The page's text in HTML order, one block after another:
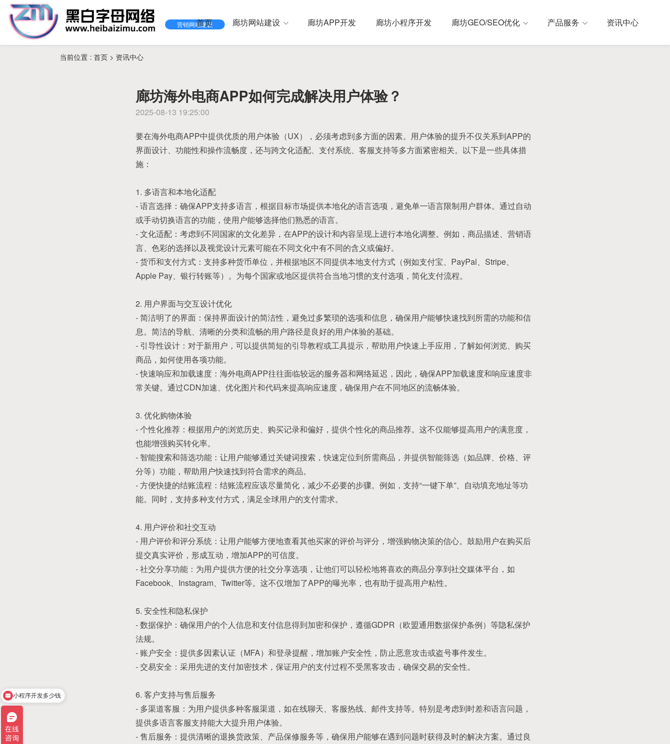
营销网站建设
首页 廊坊网站建设 廊坊APP开发 廊坊小程序开发 廊坊GEO/SEO优化 产品服务 资讯中心
当前位置 : 首页 > 资讯中心
廊坊海外电商APP如何完成解决用户体验？
2025-08-13 19:25:00
要在海外电商APP中提供优质的用户体验（UX），必须考虑到多方面的因素。用户体验的提升不仅关系到APP的
界面设计、功能性和操作流畅度，还与跨文化适配、支付系统、客服支持等多方面紧密相关。以下是一些具体措
施：
1. 多语言和本地化适配
- 语言选择：确保APP支持多语言，根据目标市场提供本地化的语言选项，避免单一语言限制用户群体。通过自动
或手动切换语言的功能，使用户能够选择他们熟悉的语言。
- 文化适配：考虑到不同国家的文化差异，在APP的设计和内容呈现上进行本地化调整。例如，商品描述、营销语
言、色彩的选择以及视觉设计元素可能在不同文化中有不同的含义或偏好。
- 货币和支付方式：支持多种货币单位，并根据地区不同提供本地支付方式（例如支付宝、PayPal、Stripe、
Apple Pay、银行转账等）。为每个国家或地区提供符合当地习惯的支付选项，简化支付流程。
2. 用户界面与交互设计优化
- 简洁明了的界面：保持界面设计的简洁性，避免过多繁琐的选项和信息，确保用户能够快速找到所需的功能和信
息。简洁的导航、清晰的分类和流畅的用户路径是良好的用户体验的基础。
- 引导性设计：对于新用户，可以提供简短的引导教程或工具提示，帮助用户快速上手应用，了解如何浏览、购买
商品，如何使用各项功能。
- 快速响应和加载速度：海外电商APP往往面临较远的服务器和网络延迟，因此，确保APP加载速度和响应速度非
常关键。通过CDN加速、优化图片和代码来提高响应速度，确保用户在不同地区的流畅体验。
3. 优化购物体验
- 个性化推荐：根据用户的浏览历史、购买记录和偏好，提供个性化的商品推荐。这不仅能够提高用户的满意度，
也能增强购买转化率。
- 智能搜索和筛选功能：让用户能够通过关键词搜索，快速定位到所需商品，并提供智能筛选（如品牌、价格、评
分等）功能，帮助用户快速找到符合需求的商品。
- 方便快捷的结账流程：结账流程应该尽量简化，减少不必要的步骤。例如，支持“一键下单”、自动填充地址等功
能。同时，支持多种支付方式，满足全球用户的支付需求。
4. 用户评价和社交互动
- 用户评价和评分系统：让用户能够方便地查看其他买家的评价与评分，增强购物决策的信心。鼓励用户在购买后
提交真实评价，形成互动，增加APP的可信度。
- 社交分享功能：为用户提供方便的社交分享选项，让他们可以轻松地将喜欢的商品分享到社交媒体平台，如
Facebook、Instagram、Twitter等。这不仅增加了APP的曝光率，也有助于提高用户粘性。
5. 安全性和隐私保护
- 数据保护：确保用户的个人信息和支付信息得到加密和保护，遵循GDPR（欧盟通用数据保护条例）等隐私保护
法规。
- 账户安全：提供多因素认证（MFA）和登录提醒，增加账户安全性，防止恶意攻击或盗号事件发生。
- 交易安全：采用先进的支付加密技术，保证用户的支付过程不受黑客攻击，确保交易的安全性。
6. 客户支持与售后服务
- 多渠道客服：为用户提供多种客服渠道，如在线聊天、客服热线、邮件支持等。特别是考虑到时差和语言问题，
提供多语言客服支持能大大提升用户体验。
- 售后服务：提供清晰的退换货政策、产品保修服务等，确保用户能够在遇到问题时获得及时的解决方案。通过良
小程序开发多少钱